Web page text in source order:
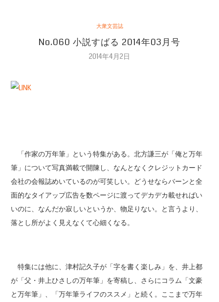
大衆文芸誌
No.060 小説すばる 2014年03月号
2014年4月2日
「作家の万年筆」という特集がある。北方謙三が「俺と万年
筆」について写真満載で開陳し、なんとなくクレジットカード
会社の会報誌めいているのが可笑しい。どうせならバーンと全
面的なタイアップ広告を数ページに渡ってデカデカ載せればい
いのに、なんだか寂しいというか、物足りない。と言うより、
落とし所がよく見えなくて心細くなる。
特集には他に、津村記久子が「字を書く楽しみ」を、井上都
が「父・井上ひさしの万年筆」を寄稿し、さらにコラム「文豪
と万年筆」、「万年筆ライフのススメ」と続く。ここまで万年